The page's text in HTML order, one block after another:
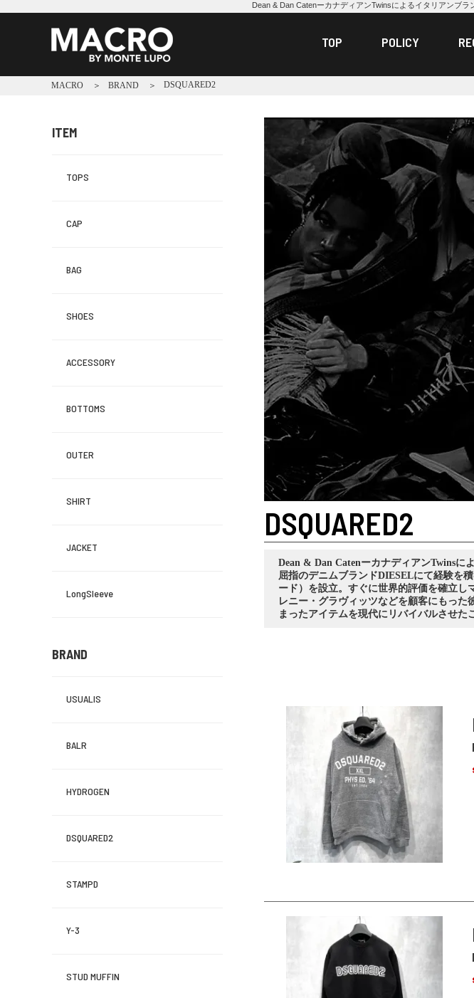
Dean & Dan CatenーカナディアンTwinsによるイタリアンブ
TOP POLICY
MACRO BRAND DSQUARED2
DSQUARED2
Dean & Dan CatenーカナディアンTwinsに
屈指のデニムブランドDIESELにて経験を
ード）を設立。すぐに世界的評価を確立し
レニー・グラヴィッツなどを顧客にもっ
まったアイテムを現代にリバイバルさせた
ITEM
TOPS
CAP
BAG
SHOES
ACCESSORY
BOTTOMS
OUTER
SHIRT
JACKET
LongSleeve
BRAND
USUALIS
BALR
HYDROGEN
DSQUARED2
STAMPD
Y-3
STUD MUFFIN